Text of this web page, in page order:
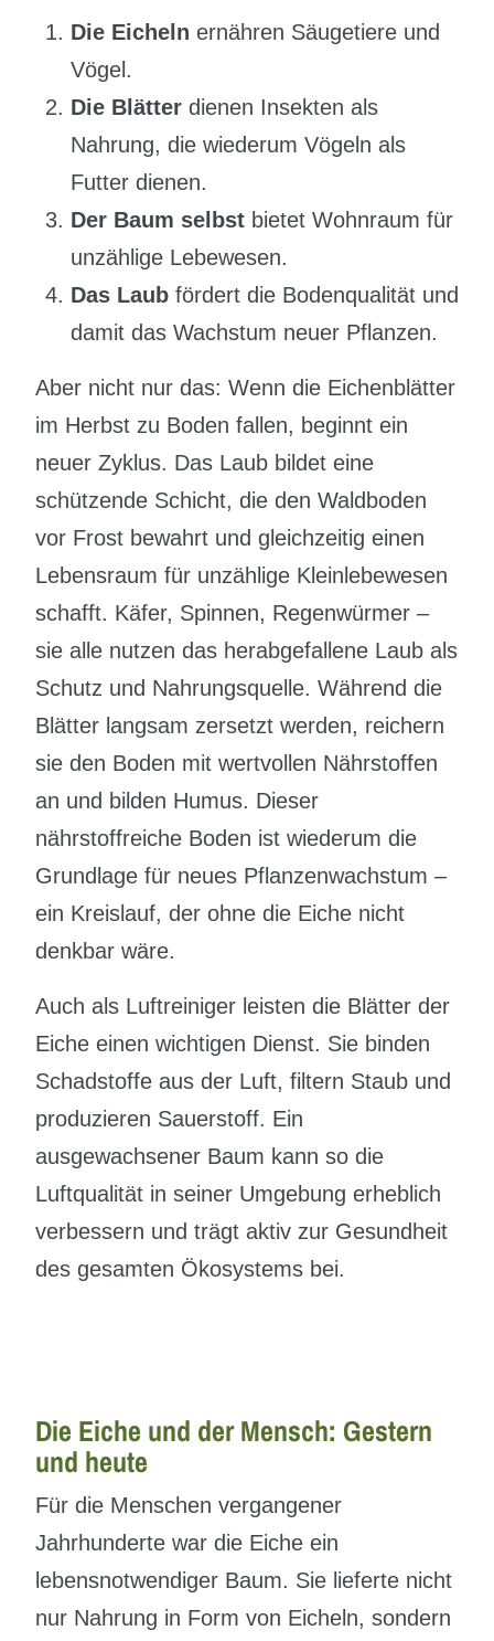
Die Eicheln ernähren Säugetiere und
Vögel.
Die Blätter dienen Insekten als
Nahrung, die wiederum Vögeln als
Futter dienen.
Der Baum selbst bietet Wohnraum für
unzählige Lebewesen.
Das Laub fördert die Bodenqualität und
damit das Wachstum neuer Pflanzen.
Aber nicht nur das: Wenn die Eichenblätter
im Herbst zu Boden fallen, beginnt ein
neuer Zyklus. Das Laub bildet eine
schützende Schicht, die den Waldboden
vor Frost bewahrt und gleichzeitig einen
Lebensraum für unzählige Kleinlebewesen
schafft. Käfer, Spinnen, Regenwürmer –
sie alle nutzen das herabgefallene Laub als
Schutz und Nahrungsquelle. Während die
Blätter langsam zersetzt werden, reichern
sie den Boden mit wertvollen Nährstoffen
an und bilden Humus. Dieser
nährstoffreiche Boden ist wiederum die
Grundlage für neues Pflanzenwachstum –
ein Kreislauf, der ohne die Eiche nicht
denkbar wäre.
Auch als Luftreiniger leisten die Blätter der
Eiche einen wichtigen Dienst. Sie binden
Schadstoffe aus der Luft, filtern Staub und
produzieren Sauerstoff. Ein
ausgewachsener Baum kann so die
Luftqualität in seiner Umgebung erheblich
verbessern und trägt aktiv zur Gesundheit
des gesamten Ökosystems bei.
Die Eiche und der Mensch: Gestern
und heute
Für die Menschen vergangener
Jahrhunderte war die Eiche ein
lebensnotwendiger Baum. Sie lieferte nicht
nur Nahrung in Form von Eicheln, sondern